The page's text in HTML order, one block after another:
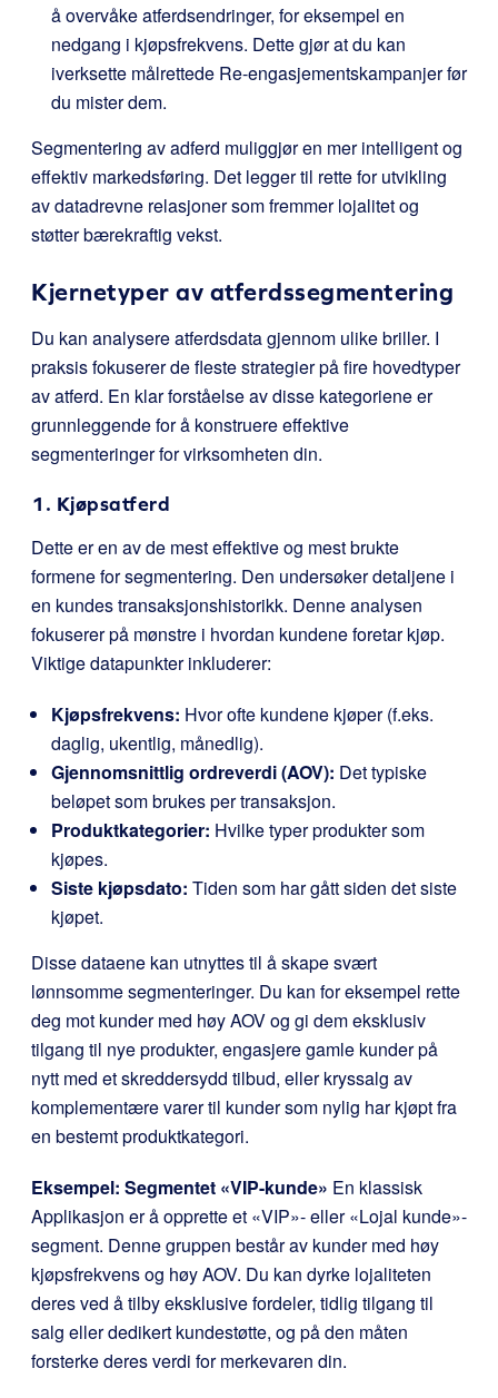
å overvåke atferdsendringer, for eksempel en
nedgang i kjøpsfrekvens. Dette gjør at du kan
iverksette målrettede Re-engasjementskampanjer før
du mister dem.
Segmentering av adferd muliggjør en mer intelligent og
effektiv markedsføring. Det legger til rette for utvikling
av datadrevne relasjoner som fremmer lojalitet og
støtter bærekraftig vekst.
Kjernetyper av atferdssegmentering
Du kan analysere atferdsdata gjennom ulike briller. I
praksis fokuserer de fleste strategier på fire hovedtyper
av atferd. En klar forståelse av disse kategoriene er
grunnleggende for å konstruere effektive
segmenteringer for virksomheten din.
1. Kjøpsatferd
Dette er en av de mest effektive og mest brukte
formene for segmentering. Den undersøker detaljene i
en kundes transaksjonshistorikk. Denne analysen
fokuserer på mønstre i hvordan kundene foretar kjøp.
Viktige datapunkter inkluderer:
Kjøpsfrekvens: Hvor ofte kundene kjøper (f.eks.
daglig, ukentlig, månedlig).
Gjennomsnittlig ordreverdi (AOV): Det typiske
beløpet som brukes per transaksjon.
Produktkategorier: Hvilke typer produkter som
kjøpes.
Siste kjøpsdato: Tiden som har gått siden det siste
kjøpet.
Disse dataene kan utnyttes til å skape svært
lønnsomme segmenteringer. Du kan for eksempel rette
deg mot kunder med høy AOV og gi dem eksklusiv
tilgang til nye produkter, engasjere gamle kunder på
nytt med et skreddersydd tilbud, eller kryssalg av
komplementære varer til kunder som nylig har kjøpt fra
en bestemt produktkategori.
Eksempel: Segmentet «VIP-kunde» En klassisk
Applikasjon er å opprette et «VIP»- eller «Lojal kunde»-
segment. Denne gruppen består av kunder med høy
kjøpsfrekvens og høy AOV. Du kan dyrke lojaliteten
deres ved å tilby eksklusive fordeler, tidlig tilgang til
salg eller dedikert kundestøtte, og på den måten
forsterke deres verdi for merkevaren din.